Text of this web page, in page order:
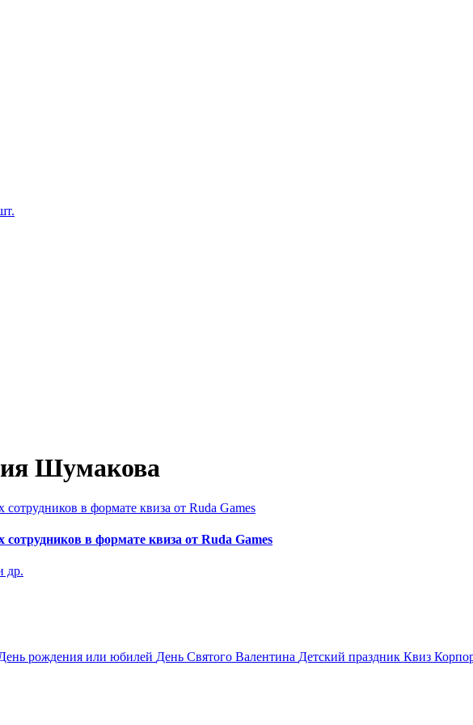
Шумакова
в формате квиза от Ruda Games
др.
рождения или юбилей День Святого Валентина Детский праздник Квиз